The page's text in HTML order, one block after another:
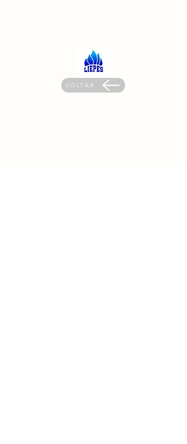
VOLTAR